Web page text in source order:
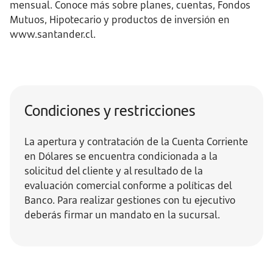
mensual. Conoce más sobre planes, cuentas, Fondos
Mutuos, Hipotecario y productos de inversión en
www.santander.cl.
Condiciones y restricciones
La apertura y contratación de la Cuenta Corriente
en Dólares se encuentra condicionada a la
solicitud del cliente y al resultado de la
evaluación comercial conforme a políticas del
Banco. Para realizar gestiones con tu ejecutivo
deberás firmar un mandato en la sucursal.